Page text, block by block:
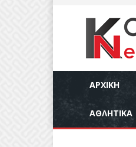
ΑΡΧΙΚΉ
ΑΘΛΗΤΙΚΆ